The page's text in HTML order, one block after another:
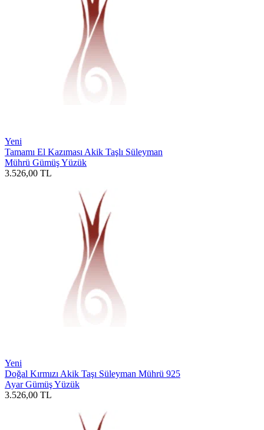
Yeni
Tamamı El Kazıması Akik Taşlı Süleyman
Mührü Gümüş Yüzük
3.526,00 TL
Yeni
Doğal Kırmızı Akik Taşı Süleyman Mührü 925
Ayar Gümüş Yüzük
3.526,00 TL